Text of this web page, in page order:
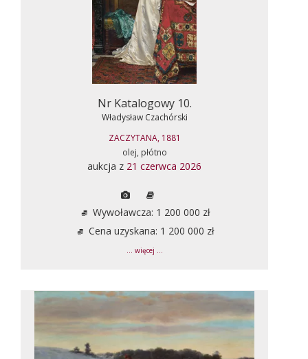
Nr Katalogowy 10.
Władysław Czachórski
ZACZYTANA, 1881
olej, płótno
aukcja z 21 czerwca 2026
Wywoławcza: 1 200 000 zł
Cena uzyskana: 1 200 000 zł
... więcej ...